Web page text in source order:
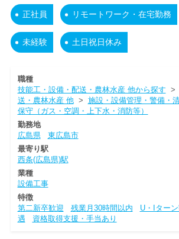
正社員 リモートワーク・在宅勤務
未経験 土日祝日休み
職種
技能工・設備・配送・農林水産 他から探す >
送・農林水産 他> 施設・設備管理・警備・
保守（ガス・空調・上下水・消防等）
勤務地
広島県
東広島市
最寄り駅
西条(広島県)駅
業種
設備工事
特徴
第二新卒歓迎
残業月30時間以内 U・Iター
遇
資格取得支援・手当あり